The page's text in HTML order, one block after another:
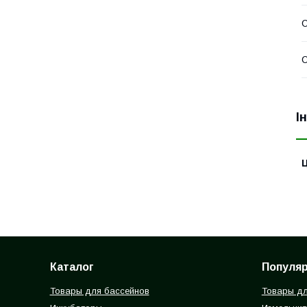
Каталог
Товары для бассейнов
Товары